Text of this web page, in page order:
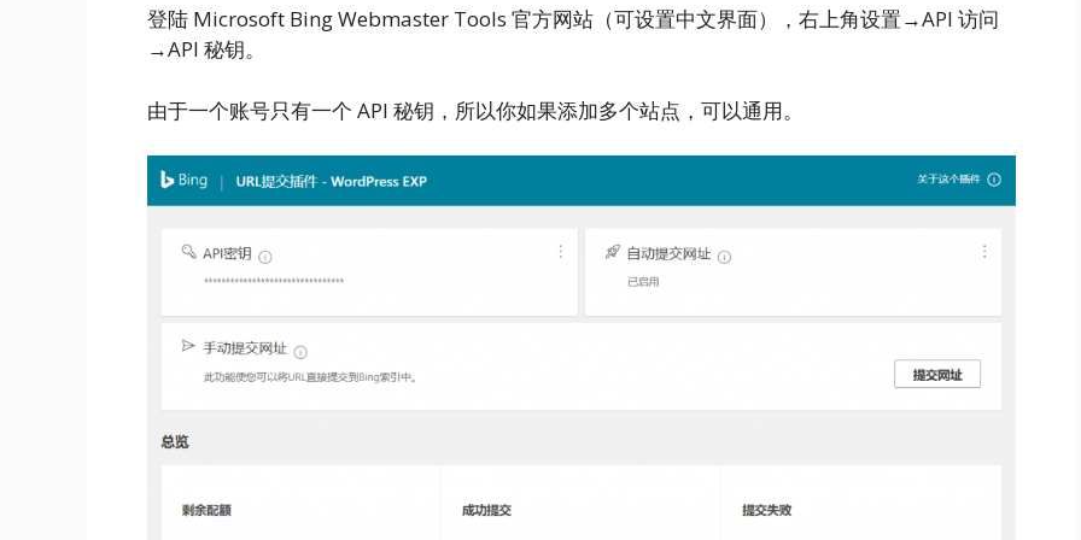
登陆 Microsoft Bing Webmaster Tools 官方网站（可设置中文界面），右上角设置→API 访问
→API 秘钥。
由于一个账号只有一个 API 秘钥，所以你如果添加多个站点，可以通用。